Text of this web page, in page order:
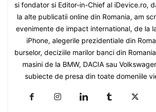
si fondator si Editor-in-Chief al iDevice.ro,
la alte publicatii online din Romania, am
evenimente de impact international, de la
iPhone, alegerile prezidentiale din
burselor, deciziile marilor banci din
masini de la BMW, DACIA sau
subiecte de presa din toate domeniile